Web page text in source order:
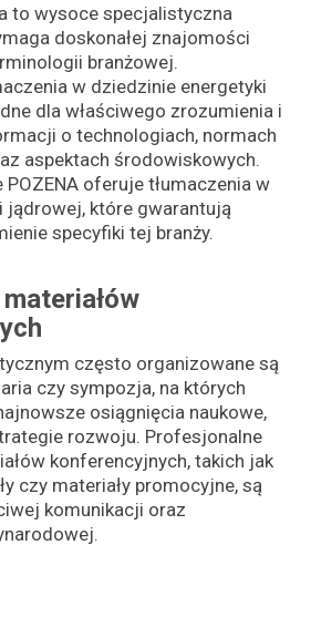
to wysoce specjalistyczna
doskonałej znajomości
branżowej.
w dziedzinie energetyki
dla właściwego zrozumienia i
o technologiach, normach
aspektach środowiskowych.
oferuje tłumaczenia w
jądrowej, które gwarantują
specyfiki tej branży.
często organizowane są
czy sympozja, na których
osiągnięcia naukowe,
rozwoju. Profesjonalne
konferencyjnych, takich jak
czy materiały promocyjne, są
komunikacji oraz